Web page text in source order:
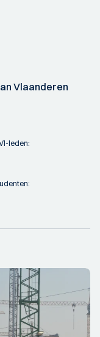
Vlaanderen
leden: